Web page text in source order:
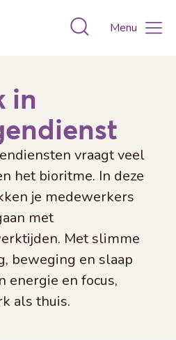
Toggle
Menu
in
vraagt veel
het bioritme. In deze
je medewerkers
met
Met slimme
beweging en slaap
energie en focus,
als thuis.